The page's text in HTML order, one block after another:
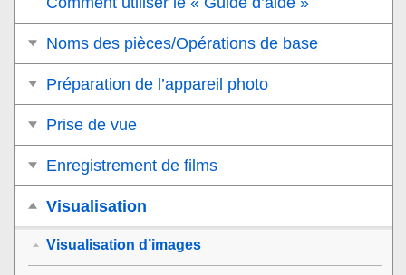
Noms des pièces/Opérations de base
Préparation de l’appareil photo
Prise de vue
Enregistrement de films
Visualisation
Visualisation d’images